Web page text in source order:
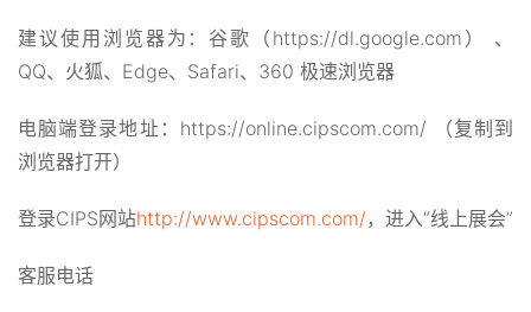
建议使用浏览器为：谷歌（https://dl.google.com） 、
QQ、火狐、Edge、Safari、360 极速浏览器
电脑端登录地址：https://online.cipscom.com/ （复制到
浏览器打开）
登录CIPS网站http://www.cipscom.com/ ，进入“线上展会”
客服电话